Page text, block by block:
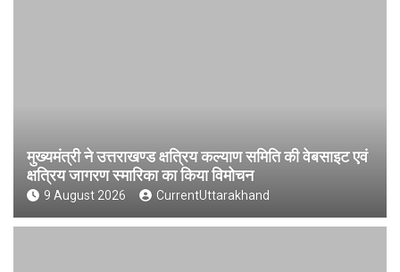
मुख्यमंत्री ने उत्तराखण्ड क्षत्रिय कल्याण समिति की वेबसाइट एवं
क्षत्रिय जागरण स्मारिका का किया विमोचन
9 August 2026 CurrentUttarakhand